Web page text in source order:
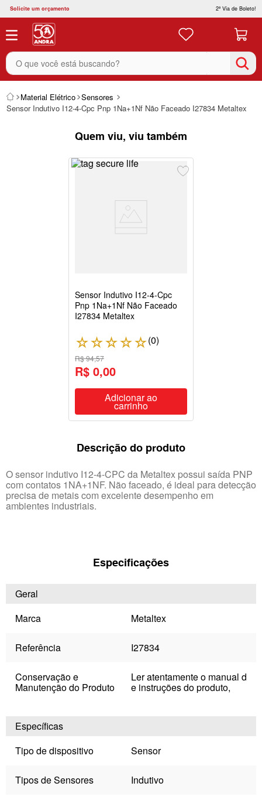
Solicite um orçamento 2ª Via de Boleto!
O que você está buscando?
Material Elétrico Sensores
Sensor Indutivo I12-4-Cpc Pnp 1Na+1Nf Não Faceado I27834 Metaltex
Quem viu, viu também
Sensor Indutivo I12-4-Cpc
Pnp 1Na+1Nf Não Faceado
I27834 Metaltex
☆☆☆☆☆(0)
R$ 94,57
R$ 0,00
Adicionar ao
carrinho
Descrição do produto
O sensor indutivo I12-4-CPC da Metaltex possui saída PNP
com contatos 1NA+1NF. Não faceado, é ideal para detecção
precisa de metais com excelente desempenho em
ambientes industriais.
Especificações
Geral
Marca
Metaltex
Referência I27834
Conservação e
Manutenção do Produto
Ler atentamente o manual d
e instruções do produto,
Específicas
Tipo de dispositivo
Sensor
Tipos de Sensores Indutivo